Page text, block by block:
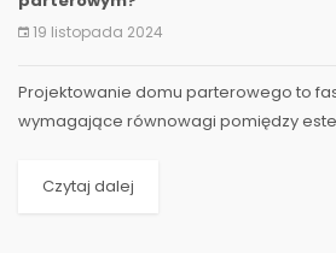
19 listopada 2024
Projektowanie domu parterowego to
wymagające równowagi pomiędzy
Czytaj dalej